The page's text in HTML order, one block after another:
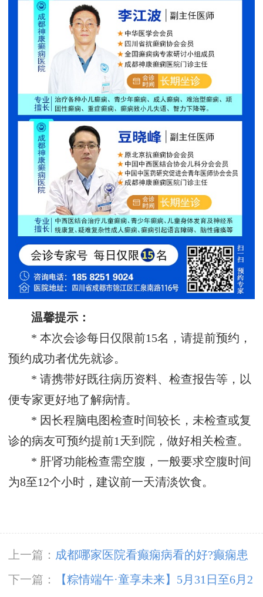
温馨提示：
* 本次会诊每日仅限前15名，请提前预约，
预约成功者优先就诊。
* 请携带好既往病历资料、检查报告等，以
便专家更好地了解病情。
* 因长程脑电图检查时间较长，未检查或复
诊的病友可预约提前1天到院，做好相关检查。
* 肝肾功能检查需空腹，一般要求空腹时间
为8至12个小时，建议前一天清淡饮食。
上一篇： 成都哪家医院看癫痫病看的好?癫痫患
者饮食怎么护理?
下一篇：
【粽情‌端午·童享未来】5月31日至6月2